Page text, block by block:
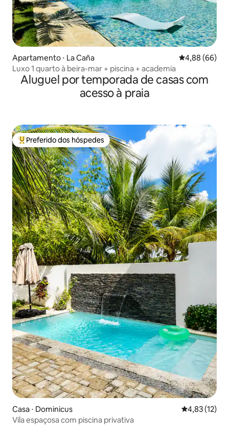
Apartamento ⋅ La Caña 4,88 de uma
4,88 (66)
Luxo 1 quarto à beira-mar + piscina + academia
Aluguel por temporada de casas com
acesso à praia
Entre os melhores preferidos dos hóspedes
Preferido dos hóspedes
Casa ⋅ Dominicus 4,83 de uma
4,83 (12)
Vila espaçosa com piscina privativa